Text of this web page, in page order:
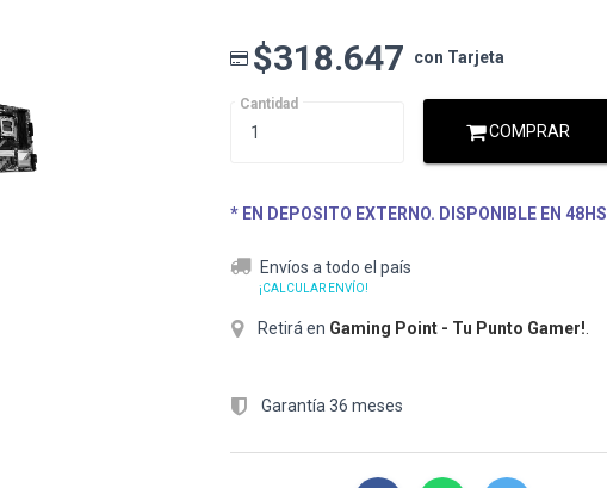
$318.647 con Tarjeta
Cantidad
COMPRAR
* EN DEPOSITO EXTERNO. DISPONIBLE EN 48HS
Envíos a todo el país
¡CALCULAR ENVÍO!
Retirá en Gaming Point - Tu Punto Gamer!
Garantía 36 meses